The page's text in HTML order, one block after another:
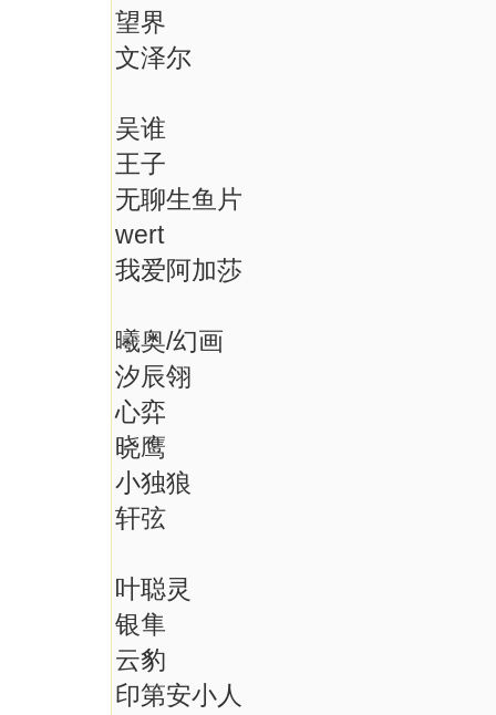
望界
文泽尔
吴谁
王子
无聊生鱼片
wert
我爱阿加莎
曦奥/幻画
汐辰翎
心弈
晓鹰
小独狼
轩弦
叶聪灵
银隼
云豹
印第安小人